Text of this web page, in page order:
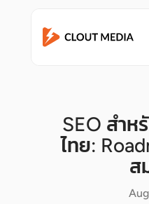
SEO สำห
ไทย:
ส